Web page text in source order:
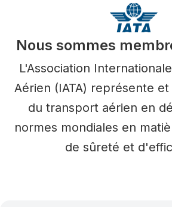
Nous sommes
L'Association
Aérien (IATA) représente
du transport aérien en
normes mondiales en
de sûreté et